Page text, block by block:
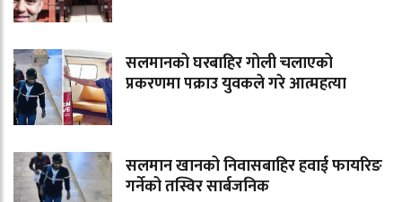
सलमानको घरबाहिर गोली चलाएको
प्रकरणमा पक्राउ युवकले गरे आत्महत्या
सलमान खानको निवासबाहिर हवाई फायरिङ
गर्नेको तस्विर सार्बजनिक